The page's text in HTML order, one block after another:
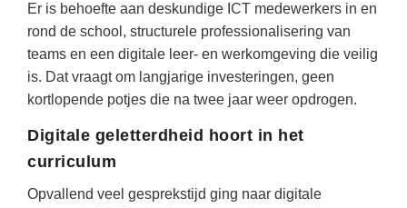
Studievaardigheden
Topografie
Verkeer
Verzorging
THEMA'S
Studievaardigheden
Taalvaardigheden
LESMATERIAAL
Er is behoefte aan deskundige ICT medewerkers in en
rond de school, structurele professionalisering van
teams en een digitale leer- en werkomgeving die veilig
is. Dat vraagt om langjarige investeringen, geen
kortlopende potjes die na twee jaar weer opdrogen.
Digitale geletterdheid hoort in het
curriculum
Opvallend veel gesprekstijd ging naar digitale